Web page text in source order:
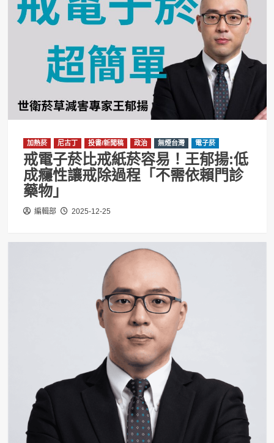
加熱菸 尼古丁 投書/新聞稿 政治 無煙台灣 電子菸
戒電子菸比戒紙菸容易！王郁揚:低
成癮性讓戒除過程「不需依賴門診
藥物」
編輯部 2025-12-25